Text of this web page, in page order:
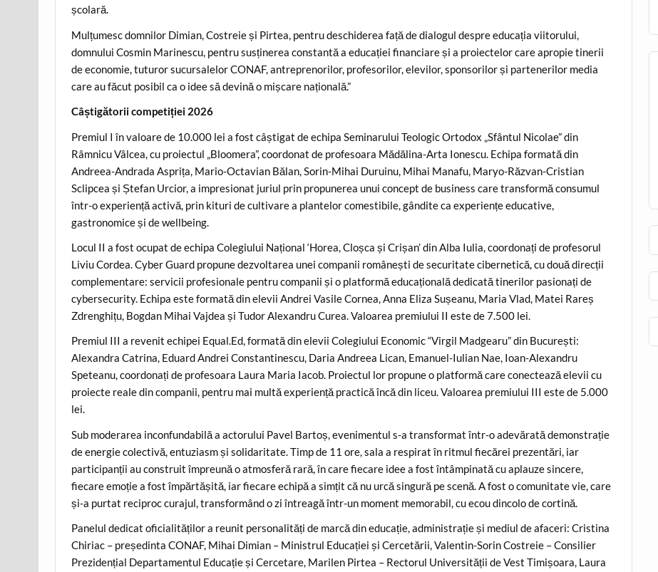
școlară.
Mulțumesc domnilor Dimian, Costreie și Pirtea, pentru deschiderea față de dialogul despre educația viitorului,
domnului Cosmin Marinescu, pentru susținerea constantă a educației financiare și a proiectelor care apropie tinerii
de economie, tuturor sucursalelor CONAF, antreprenorilor, profesorilor, elevilor, sponsorilor și partenerilor media
care au făcut posibil ca o idee să devină o mișcare națională.”
Câștigătorii competiției 2026
Premiul I în valoare de 10.000 lei a fost câștigat de echipa Seminarului Teologic Ortodox „Sfântul Nicolae” din
Râmnicu Vâlcea, cu proiectul „Bloomera”, coordonat de profesoara Mădălina-Arta Ionescu. Echipa formată din
Andreea-Andrada Asprița, Mario-Octavian Bălan, Sorin-Mihai Duruinu, Mihai Manafu, Maryo-Răzvan-Cristian
Sclipcea și Ștefan Urcior, a impresionat juriul prin propunerea unui concept de business care transformă consumul
într-o experiență activă, prin kituri de cultivare a plantelor comestibile, gândite ca experiențe educative,
gastronomice și de wellbeing.
Locul II a fost ocupat de echipa Colegiului Național ‘Horea, Cloșca și Crișan’ din Alba Iulia, coordonați de profesorul
Liviu Cordea. Cyber Guard propune dezvoltarea unei companii românești de securitate cibernetică, cu două direcții
complementare: servicii profesionale pentru companii și o platformă educațională dedicată tinerilor pasionați de
cybersecurity. Echipa este formată din elevii Andrei Vasile Cornea, Anna Eliza Sușeanu, Maria Vlad, Matei Rareș
Zdrenghițu, Bogdan Mihai Vajdea și Tudor Alexandru Curea. Valoarea premiului II este de 7.500 lei.
Premiul III a revenit echipei Equal.Ed, formată din elevii Colegiului Economic “Virgil Madgearu” din București:
Alexandra Catrina, Eduard Andrei Constantinescu, Daria Andreea Lican, Emanuel-Iulian Nae, Ioan-Alexandru
Speteanu, coordonați de profesoara Laura Maria Iacob. Proiectul lor propune o platformă care conectează elevii cu
proiecte reale din companii, pentru mai multă experiență practică încă din liceu. Valoarea premiului III este de 5.000
lei.
Sub moderarea inconfundabilă a actorului Pavel Bartoș, evenimentul s-a transformat într-o adevărată demonstrație
de energie colectivă, entuziasm și solidaritate. Timp de 11 ore, sala a respirat în ritmul fiecărei prezentări, iar
participanții au construit împreună o atmosferă rară, în care fiecare idee a fost întâmpinată cu aplauze sincere,
fiecare emoție a fost împărtășită, iar fiecare echipă a simțit că nu urcă singură pe scenă. A fost o comunitate vie, care
și-a purtat reciproc curajul, transformând o zi întreagă într-un moment memorabil, cu ecou dincolo de cortină.
Panelul dedicat oficialităților a reunit personalități de marcă din educație, administrație și mediul de afaceri: Cristina
Chiriac – președinta CONAF, Mihai Dimian – Ministrul Educației și Cercetării, Valentin-Sorin Costreie – Consilier
Prezidențial Departamentul Educație și Cercetare, Marilen Pirtea – Rectorul Universității de Vest Timișoara, Laura